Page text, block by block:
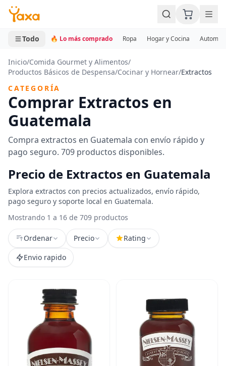
MINI CARRITO
0 productos
Todo 🔥 Lo más comprado Ropa Hogar y Cocina
Inicio/Comida Gourmet y Alimentos/
Productos Básicos de Despensa/Cocinar y Hornear/Extractos
CATEGORÍA
Comprar Extractos en
Guatemala
Compra extractos en Guatemala con envío rápido y
pago seguro. 709 productos disponibles.
Precio de Extractos en Guatemala
Explora extractos con precios actualizados, envío rápido,
pago seguro y soporte local en Guatemala.
Mostrando 1 a 16 de 709 productos
Ordenar Precio
Rating
Envio rapido